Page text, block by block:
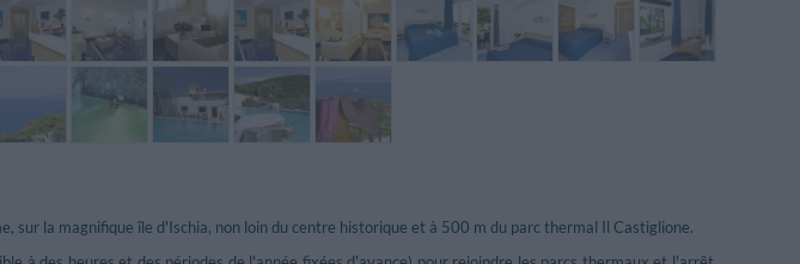
sur la magnifique île d'Ischia, non loin du centre historique et à 500 m du parc thermal Il Castiglione.